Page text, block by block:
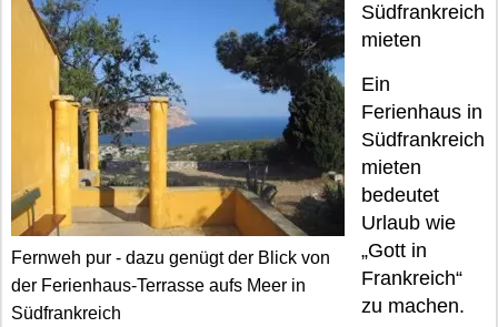
Fernweh pur - dazu genügt der Blick von
der Ferienhaus-Terrasse aufs Meer in
Südfrankreich
Südfrankreich
mieten
Ein
Ferienhaus in
Südfrankreich
mieten
bedeutet
Urlaub wie
„Gott in
Frankreich“
zu machen.